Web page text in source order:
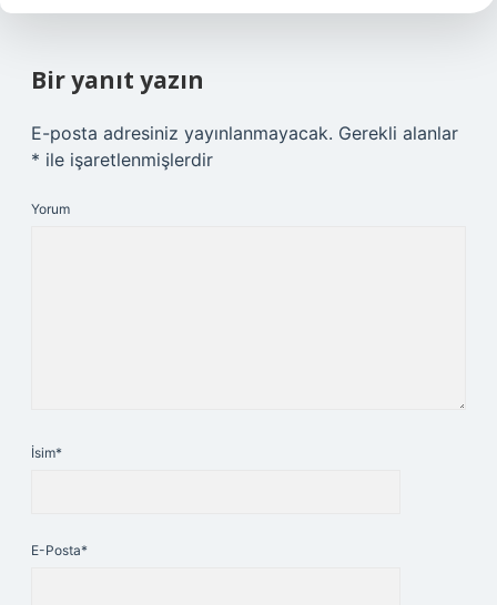
Bir yanıt yazın
E-posta adresiniz yayınlanmayacak. Gerekli alanlar
* ile işaretlenmişlerdir
Yorum
İsim*
E-Posta*